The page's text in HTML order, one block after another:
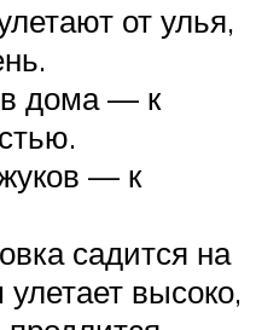
от улья,
дома — к
— к
садится на
высоко,